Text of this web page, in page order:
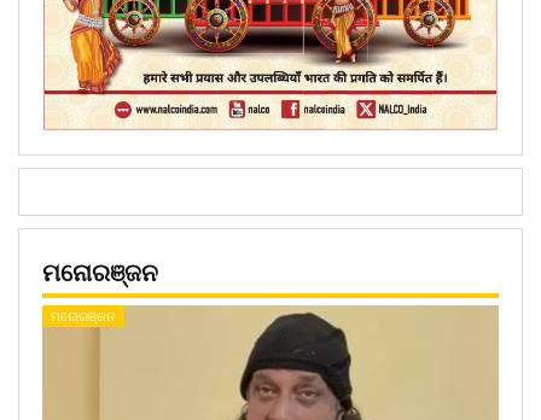
ମନୋରଞ୍ଜନ
ମନୋରଞ୍ଜନ